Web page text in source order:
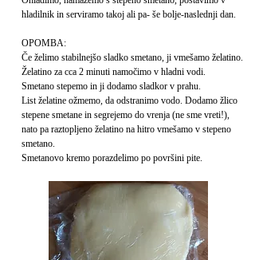
hladilnik in serviramo takoj ali pa- še bolje-naslednji dan.
OPOMBA:
Če želimo stabilnejšo sladko smetano, ji vmešamo želatino.
Želatino za cca 2 minuti namočimo v hladni vodi.
Smetano stepemo in ji dodamo sladkor v prahu.
List želatine ožmemo, da odstranimo vodo. Dodamo žlico
stepene smetane in segrejemo do vrenja (ne sme vreti!),
nato pa raztopljeno želatino na hitro vmešamo v stepeno
smetano.
Smetanovo kremo porazdelimo po površini pite.